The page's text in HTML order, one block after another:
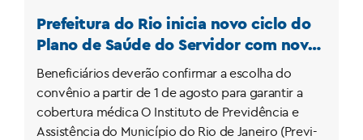
Prefeitura do Rio inicia novo ciclo do
Plano de Saúde do Servidor com novo
credenciamento de operadoras
Beneficiários deverão confirmar a escolha do
convênio a partir de 1 de agosto para garantir a
cobertura médica O Instituto de Previdência e
Assistência do Município do Rio de Janeiro (Previ-